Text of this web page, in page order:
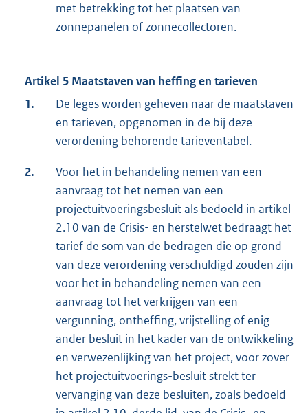
met betrekking tot het plaatsen van
zonnepanelen of zonnecollectoren.
Artikel 5 Maatstaven van heffing en tarieven
1.
De leges worden geheven naar de maatstaven
en tarieven, opgenomen in de bij deze
verordening behorende tarieventabel.
2.
Voor het in behandeling nemen van een
aanvraag tot het nemen van een
projectuitvoeringsbesluit als bedoeld in artikel
2.10 van de Crisis- en herstelwet bedraagt het
tarief de som van de bedragen die op grond
van deze verordening verschuldigd zouden zijn
voor het in behandeling nemen van een
aanvraag tot het verkrijgen van een
vergunning, ontheffing, vrijstelling of enig
ander besluit in het kader van de ontwikkeling
en verwezenlijking van het project, voor zover
het projectuitvoerings-besluit strekt ter
vervanging van deze besluiten, zoals bedoeld